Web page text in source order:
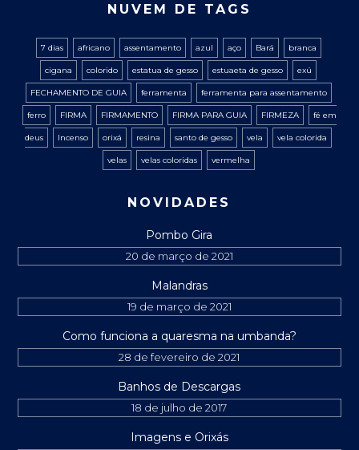
NUVEM DE TAGS
7 dias africano assentamento azul aço Bará branca
cigana colorido estatua de gesso estuaeta de gesso exú
FECHAMENTO DE GUIA ferramenta ferramenta para assentamento
ferro FIRMA FIRMAMENTO FIRMA PARA GUIA FIRMEZA fé em
deus Incenso orixá resina santo de gesso vela vela colorida
velas velas coloridas vermelha
NOVIDADES
Pombo Gira
20 de março de 2021
Malandras
19 de março de 2021
Como funciona a quaresma na umbanda?
28 de fevereiro de 2021
Banhos de Descargas
18 de julho de 2017
Imagens e Orixás